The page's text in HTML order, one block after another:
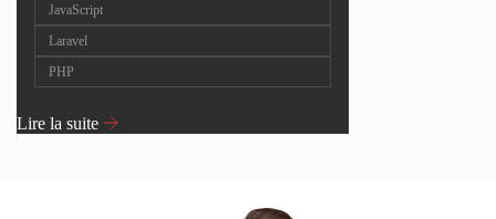
JavaScript
Laravel
PHP
Lire la suite